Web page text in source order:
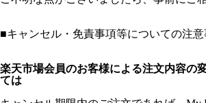
■キャンセル・免責事項等についての注
楽天市場会員のお客様による注文内容の
ては